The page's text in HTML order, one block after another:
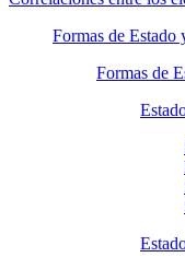
Formas de Estado
Formas de